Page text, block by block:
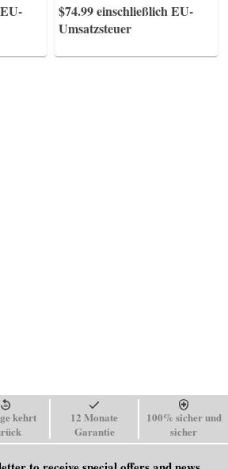
$74.99einschließlich EU-
Umsatzsteuer
kehrt
12 Monate
Garantie
100% sicher und
sicher